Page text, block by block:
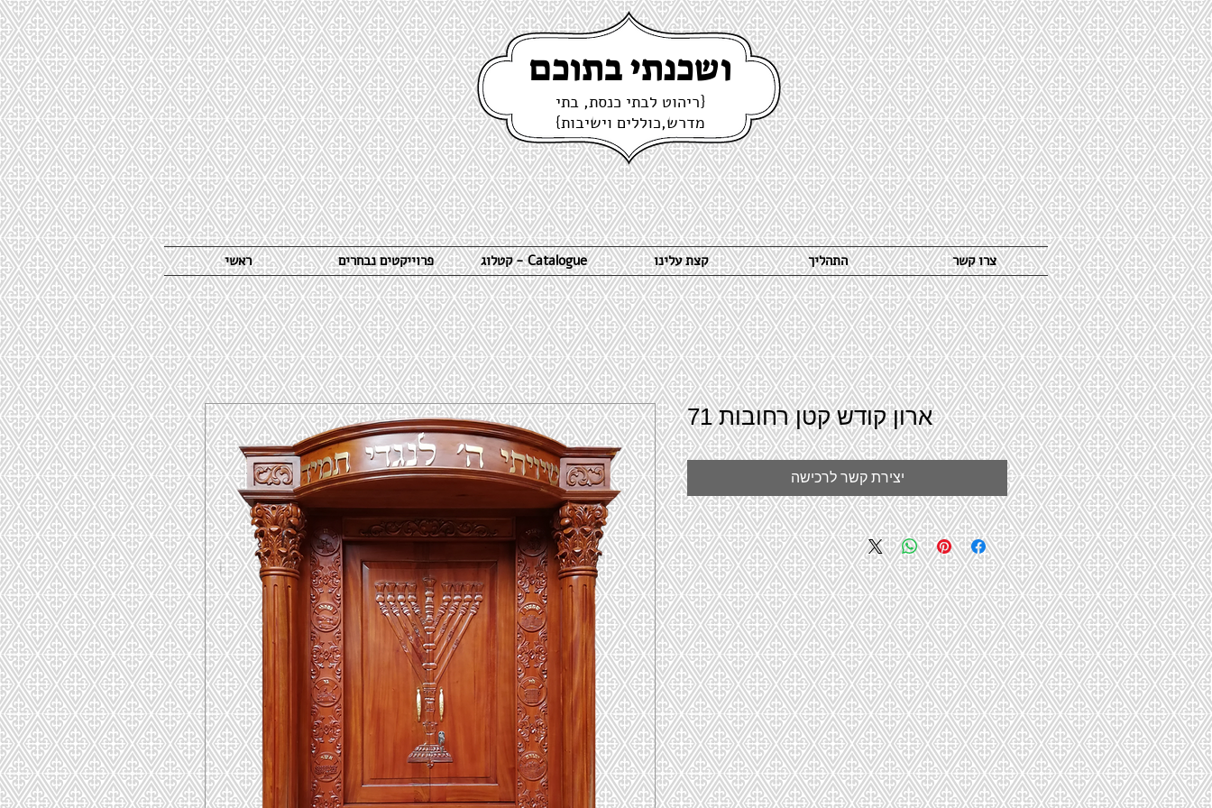
ושכנתי בתוכם
{ריהוט לבתי כנסת, בתי
מדרש,כוללים וישיבות}
ראשי פרוייקטים נבחרים קטלוג - Catalogue קצת עלינו התהליך צרו קשר
ארון קודש קטן רחובות 71
יצירת קשר לרכישה